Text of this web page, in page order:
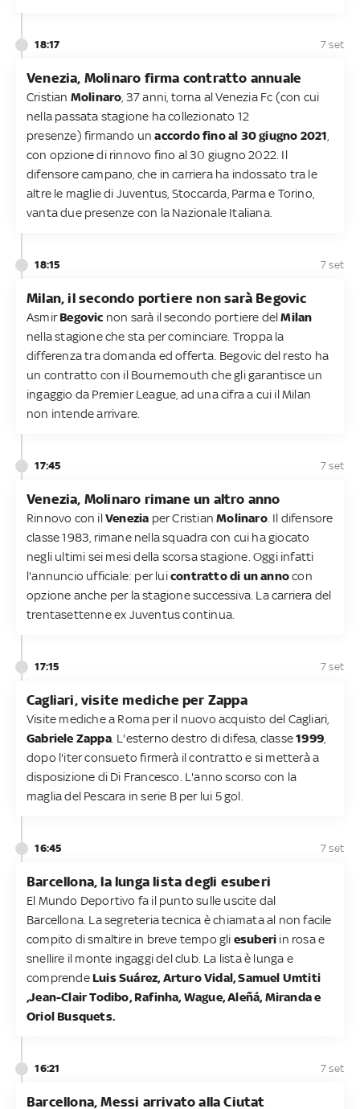
18:17 7 set
Venezia, Molinaro firma contratto annuale
Cristian Molinaro , 37 anni, torna al Venezia Fc (con cui
nella passata stagione ha collezionato 12
presenze) firmando un accordo fino al 30 giugno 2021
con opzione di rinnovo fino al 30 giugno 2022. Il
difensore campano, che in carriera ha indossato tra le
altre le maglie di Juventus, Stoccarda, Parma e Torino,
vanta due presenze con la Nazionale Italiana.
18:15 7 set
Milan, il secondo portiere non sarà Begovic
AsmirBegovic non sarà il secondo portiere delMilan
nella stagione che sta per cominciare. Troppa la
differenza tra domanda ed offerta. Begovic del resto ha
un contratto con il Bournemouth che gli garantisce un
ingaggio da Premier League, ad una cifra a cui il Milan
non intende arrivare.
17:45 7 set
Venezia, Molinaro rimane un altro anno
Rinnovo con ilVenezia per CristianMolinaro. Il difensore
classe 1983, rimane nella squadra con cui ha giocato
negli ultimi sei mesi della scorsa stagione. Oggi infatti
l'annuncio ufficiale: per luicontratto di un annocon
opzione anche per la stagione successiva. La carriera del
trentasettenne ex Juventus continua.
17:15 7 set
Cagliari, visite mediche per Zappa
Visite mediche a Roma per il nuovo acquisto del Cagliari,
Gabriele Zappa. L'esterno destro di difesa, classe1999
dopo l'iter consueto firmerà il contratto e si metterà a
disposizione di Di Francesco. L'anno scorso con la
maglia del Pescara in serie B per lui 5 gol.
16:45 7 set
Barcellona, la lunga lista degli esuberi
El Mundo Deportivo fa il punto sulle uscite dal
Barcellona. La segreteria tecnica è chiamata al non facile
compito di smaltire in breve tempo gli esuberi in rosa e
snellire il monte ingaggi del club. La lista è lunga e
comprende Luis Suárez, Arturo Vidal, Samuel Umtiti
,Jean-Clair Todibo, Rafinha, Wague, Aleñá, Miranda e
Oriol Busquets.
16:21 7 set
Barcellona, Messi arrivato alla Ciutat